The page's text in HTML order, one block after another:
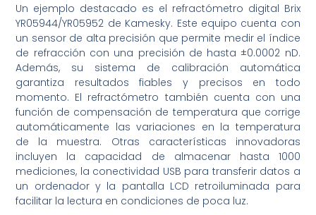
Un ejemplo destacado es el refractómetro digital Brix
YR05944/YR05952 de Kamesky. Este equipo cuenta con
un sensor de alta precisión que permite medir el índice
de refracción con una precisión de hasta ±0.0002 nD.
Además, su sistema de calibración automática
garantiza resultados fiables y precisos en todo
momento. El refractómetro también cuenta con una
función de compensación de temperatura que corrige
automáticamente las variaciones en la temperatura
de la muestra. Otras características innovadoras
incluyen la capacidad de almacenar hasta 1000
mediciones, la conectividad USB para transferir datos a
un ordenador y la pantalla LCD retroiluminada para
facilitar la lectura en condiciones de poca luz.